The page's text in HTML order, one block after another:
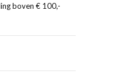
boven € 100,-